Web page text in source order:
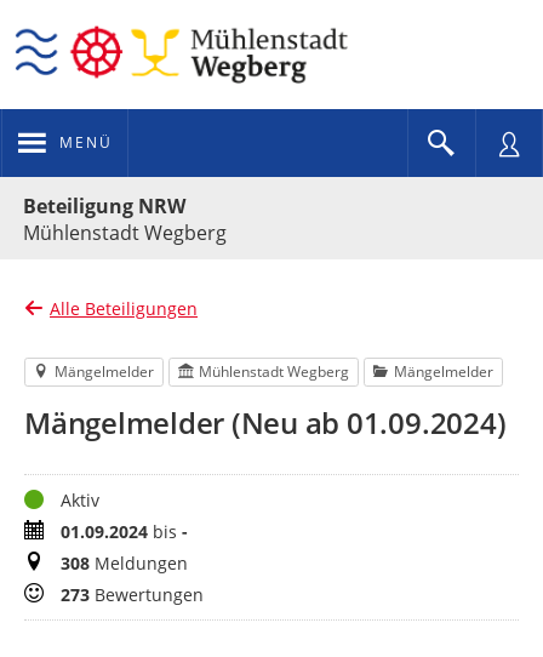
MENÜ
Beteiligung NRW
Mühlenstadt Wegberg
Alle Beteiligungen
Mängelmelder Mühlenstadt Wegberg Mängelmelder
Mängelmelder (Neu ab 01.09.2024)
StatusAktiv
Zeitraum01.09.2024 bis -
Meldungen
308 Meldungen
Bewertungen
273 Bewertungen